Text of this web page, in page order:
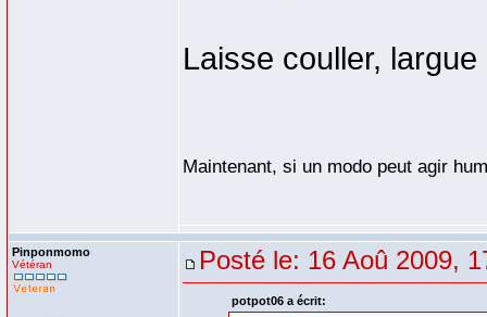
Laisse couller,
Maintenant, si un modo peut agir
Pinponmomo
Vétéran Posté le: 16 Aoû 2009,
potpot06 a écrit: